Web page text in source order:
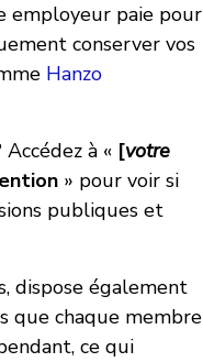
employeur paie pour
conserver vos
Hanzo
à « [votre
» pour voir si
publiques et
dispose également
que chaque membre
ce qui